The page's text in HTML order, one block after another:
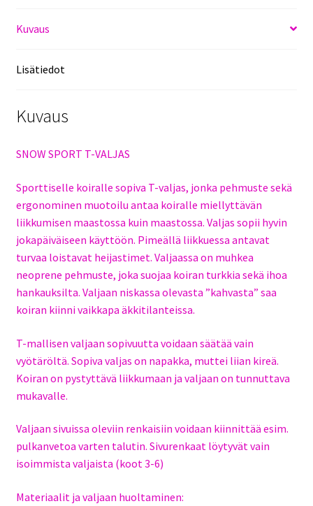
Kuvaus
Lisätiedot
Kuvaus
SNOW SPORT T-VALJAS
Sporttiselle koiralle sopiva T-valjas, jonka pehmuste sekä
ergonominen muotoilu antaa koiralle miellyttävän
liikkumisen maastossa kuin maastossa. Valjas sopii hyvin
jokapäiväiseen käyttöön. Pimeällä liikkuessa antavat
turvaa loistavat heijastimet. Valjaassa on muhkea
neoprene pehmuste, joka suojaa koiran turkkia sekä ihoa
hankauksilta. Valjaan niskassa olevasta ”kahvasta” saa
koiran kiinni vaikkapa äkkitilanteissa.
T-mallisen valjaan sopivuutta voidaan säätää vain
vyötäröltä. Sopiva valjas on napakka, muttei liian kireä.
Koiran on pystyttävä liikkumaan ja valjaan on tunnuttava
mukavalle.
Valjaan sivuissa oleviin renkaisiin voidaan kiinnittää esim.
pulkanvetoa varten talutin. Sivurenkaat löytyvät vain
isoimmista valjaista (koot 3-6)
Materiaalit ja valjaan huoltaminen: